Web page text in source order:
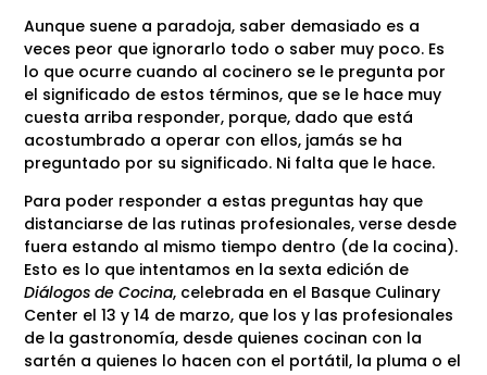
Aunque suene a paradoja, saber demasiado es a
veces peor que ignorarlo todo o saber muy poco. Es
lo que ocurre cuando al cocinero se le pregunta por
el significado de estos términos, que se le hace muy
cuesta arriba responder, porque, dado que está
acostumbrado a operar con ellos, jamás se ha
preguntado por su significado. Ni falta que le hace.
Para poder responder a estas preguntas hay que
distanciarse de las rutinas profesionales, verse desde
fuera estando al mismo tiempo dentro (de la cocina).
Esto es lo que intentamos en la sexta edición de
Diálogos de Cocina, celebrada en el Basque Culinary
Center el 13 y 14 de marzo, que los y las profesionales
de la gastronomía, desde quienes cocinan con la
sartén a quienes lo hacen con el portátil, la pluma o el